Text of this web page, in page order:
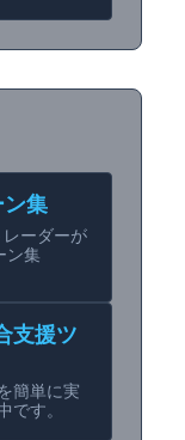
ン集
ーダーが
ン集
支援ツ
簡単に実
です。